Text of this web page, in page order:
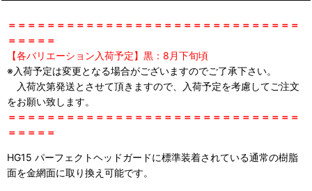
＝＝＝＝＝＝＝＝＝＝＝＝＝＝＝＝＝＝＝＝＝＝＝＝＝＝＝＝＝＝
＝＝＝＝＝
【各バリエーション入荷予定】黒：8月下旬頃
※入荷予定は変更となる場合がございますのでご了承下さい。
入荷次第発送とさせて頂きますので、入荷予定を考慮してご注文
をお願い致します。
＝＝＝＝＝＝＝＝＝＝＝＝＝＝＝＝＝＝＝＝＝＝＝＝＝＝＝＝＝＝
＝＝＝＝＝
HG15 パーフェクトヘッドガードに標準装着されている通常の樹脂
面を金網面に取り換え可能です。